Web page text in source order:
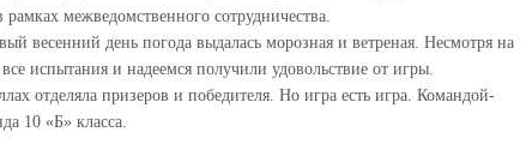
рамках межведомственного сотрудничества.
весенний день погода выдалась морозная и ветреная. Несмотря на
испытания и надеемся получили удовольствие от игры.
отделяла призеров и победителя. Но игра есть игра. Командой-
10 «Б» класса.